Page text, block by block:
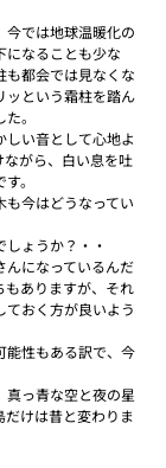
今では地球温暖化の
になることも少な
も都会では見なくな
ッという霜柱を踏ん
。
しい音として心地よ
ながら、白い息を吐
。
も今はどうなってい
ょうか？・・
んになっているんだ
もありますが、それ
ておく方が良いよう
能性もある訳で、今
真っ青な空と夜の星
だけは昔と変わりま